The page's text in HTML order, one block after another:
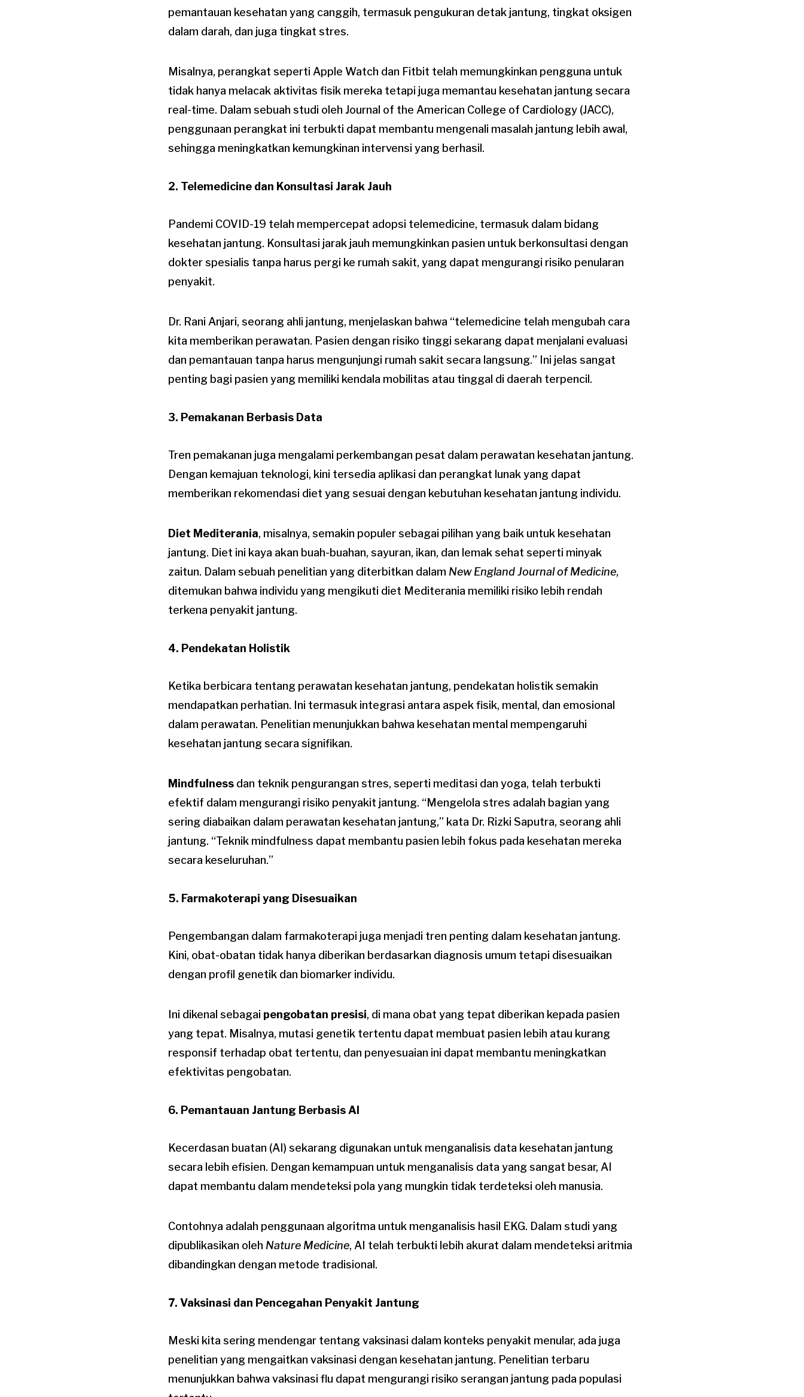
pemantauan kesehatan yang canggih, termasuk pengukuran detak jantung, tingkat oksigen
dalam darah, dan juga tingkat stres.
Misalnya, perangkat seperti Apple Watch dan Fitbit telah memungkinkan pengguna untuk
tidak hanya melacak aktivitas fisik mereka tetapi juga memantau kesehatan jantung secara
real-time. Dalam sebuah studi oleh Journal of the American College of Cardiology (JACC),
penggunaan perangkat ini terbukti dapat membantu mengenali masalah jantung lebih awal,
sehingga meningkatkan kemungkinan intervensi yang berhasil.
2. Telemedicine dan Konsultasi Jarak Jauh
Pandemi COVID-19 telah mempercepat adopsi telemedicine, termasuk dalam bidang
kesehatan jantung. Konsultasi jarak jauh memungkinkan pasien untuk berkonsultasi dengan
dokter spesialis tanpa harus pergi ke rumah sakit, yang dapat mengurangi risiko penularan
penyakit.
Dr. Rani Anjari, seorang ahli jantung, menjelaskan bahwa “telemedicine telah mengubah cara
kita memberikan perawatan. Pasien dengan risiko tinggi sekarang dapat menjalani evaluasi
dan pemantauan tanpa harus mengunjungi rumah sakit secara langsung.” Ini jelas sangat
penting bagi pasien yang memiliki kendala mobilitas atau tinggal di daerah terpencil.
3. Pemakanan Berbasis Data
Tren pemakanan juga mengalami perkembangan pesat dalam perawatan kesehatan jantung.
Dengan kemajuan teknologi, kini tersedia aplikasi dan perangkat lunak yang dapat
memberikan rekomendasi diet yang sesuai dengan kebutuhan kesehatan jantung individu.
Diet Mediterania, misalnya, semakin populer sebagai pilihan yang baik untuk kesehatan
jantung. Diet ini kaya akan buah-buahan, sayuran, ikan, dan lemak sehat seperti minyak
zaitun. Dalam sebuah penelitian yang diterbitkan dalam New England Journal of Medicine,
ditemukan bahwa individu yang mengikuti diet Mediterania memiliki risiko lebih rendah
terkena penyakit jantung.
4. Pendekatan Holistik
Ketika berbicara tentang perawatan kesehatan jantung, pendekatan holistik semakin
mendapatkan perhatian. Ini termasuk integrasi antara aspek fisik, mental, dan emosional
dalam perawatan. Penelitian menunjukkan bahwa kesehatan mental mempengaruhi
kesehatan jantung secara signifikan.
Mindfulness dan teknik pengurangan stres, seperti meditasi dan yoga, telah terbukti
efektif dalam mengurangi risiko penyakit jantung. “Mengelola stres adalah bagian yang
sering diabaikan dalam perawatan kesehatan jantung,” kata Dr. Rizki Saputra, seorang ahli
jantung. “Teknik mindfulness dapat membantu pasien lebih fokus pada kesehatan mereka
secara keseluruhan.”
5. Farmakoterapi yang Disesuaikan
Pengembangan dalam farmakoterapi juga menjadi tren penting dalam kesehatan jantung.
Kini, obat-obatan tidak hanya diberikan berdasarkan diagnosis umum tetapi disesuaikan
dengan profil genetik dan biomarker individu.
Ini dikenal sebagai pengobatan presisi, di mana obat yang tepat diberikan kepada pasien
yang tepat. Misalnya, mutasi genetik tertentu dapat membuat pasien lebih atau kurang
responsif terhadap obat tertentu, dan penyesuaian ini dapat membantu meningkatkan
efektivitas pengobatan.
6. Pemantauan Jantung Berbasis AI
Kecerdasan buatan (AI) sekarang digunakan untuk menganalisis data kesehatan jantung
secara lebih efisien. Dengan kemampuan untuk menganalisis data yang sangat besar, AI
dapat membantu dalam mendeteksi pola yang mungkin tidak terdeteksi oleh manusia.
Contohnya adalah penggunaan algoritma untuk menganalisis hasil EKG. Dalam studi yang
dipublikasikan oleh Nature Medicine, AI telah terbukti lebih akurat dalam mendeteksi aritmia
dibandingkan dengan metode tradisional.
7. Vaksinasi dan Pencegahan Penyakit Jantung
Meski kita sering mendengar tentang vaksinasi dalam konteks penyakit menular, ada juga
penelitian yang mengaitkan vaksinasi dengan kesehatan jantung. Penelitian terbaru
menunjukkan bahwa vaksinasi flu dapat mengurangi risiko serangan jantung pada populasi